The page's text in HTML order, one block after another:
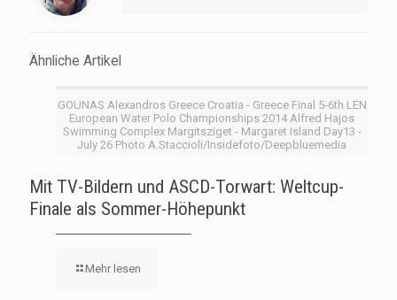
Ähnliche Artikel
GOUNAS Alexandros Greece Croatia - Greece Final 5-6th LEN
European Water Polo Championships 2014 Alfred Hajos
Swimming Complex Margitsziget - Margaret Island Day13 -
July 26 Photo A.Staccioli/Insidefoto/Deepbluemedia
Mit TV-Bildern und ASCD-Torwart: Weltcup-
Finale als Sommer-Höhepunkt
Mehr lesen